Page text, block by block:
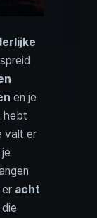
en je
hebt
valt er
acht
die